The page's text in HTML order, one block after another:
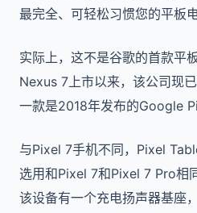
最完全、可轻松习惯您的平板电
实际上，这不是谷歌的首款平
Nexus 7上市以来，该公司现
一款是2018年发布的Google
与Pixel 7手机不同，Pixel
选用和Pixel 7和Pixel 7 Pro相
该设备有一个充电扬声器基座